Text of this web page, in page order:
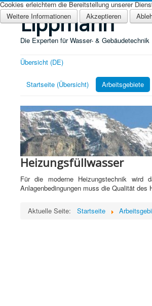
Lippmann
Die Experten für Wasser- & Gebäudetechnik
Übersicht (DE)
Startseite (Übersicht) Arbeitsgebiete
Heizungsfüllwasser
Für die moderne Heizungstechnik wird
Anlagenbedingungen muss die Qualität
Aktuelle Seite: Startseite
Cookies erleichtern die Bereitstellung unserer
Weitere Informationen
Akzeptieren